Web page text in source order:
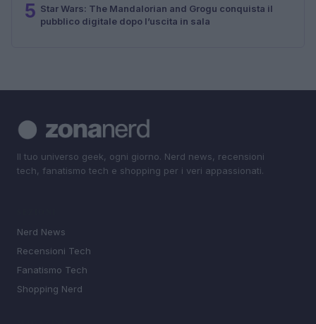
5 Star Wars: The Mandalorian and Grogu conquista il
pubblico digitale dopo l’uscita in sala
Il tuo universo geek, ogni giorno. Nerd news, recensioni
tech, fanatismo tech e shopping per i veri appassionati.
Nerd News
Recensioni Tech
Fanatismo Tech
Shopping Nerd